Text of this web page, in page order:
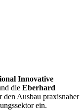
Innovative
die Eberhard
den Ausbau praxisnaher
ein.